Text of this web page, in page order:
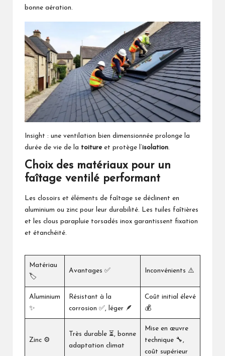
bonne aération.
Insight : une ventilation bien dimensionnée prolonge la
durée de vie de la toitureet protège l’isolation.
Choix des matériaux pour un
faîtage ventilé performant
Les closoirs et éléments de faîtage se déclinent en
aluminium ou zinc pour leur durabilité. Les tuiles faîtières
et les clous parapluie torsadés inox garantissent fixation
et étanchéité.
Matériau
🏷️
Avantages ✅ Inconvénients ⚠️
Aluminium
✨
Résistant à la
corrosion ✅, léger 🪶
Coût initial élevé
💰
Zinc ⚙️
Très durable ⏳, bonne
adaptation climat
Mise en œuvre
technique 🔧,
coût supérieur